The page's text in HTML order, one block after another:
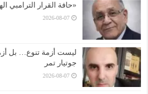
«حافة القرار الترامبي
2026-08-07
ليست أزمة تنوع… بل
جوتيار تمر
2026-08-07